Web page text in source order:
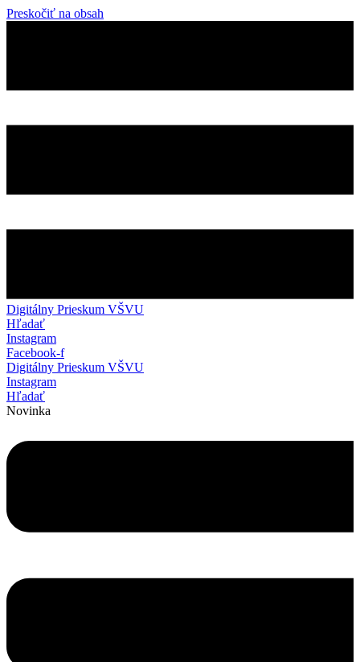
Preskočiť na obsah
Digitálny Prieskum VŠVU
Hľadať
Instagram
Facebook-f
Digitálny Prieskum VŠVU
Instagram
Hľadať
Novinka